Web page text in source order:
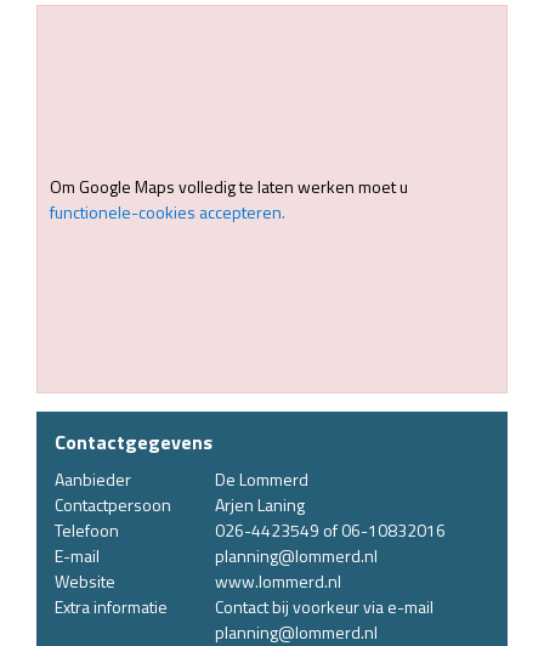
Om Google Maps volledig te laten werken moet u
functionele-cookies accepteren.
Contactgegevens
Aanbieder
De Lommerd
Contactpersoon
Arjen Laning
Telefoon
026-4423549 of 06-10832016
E-mail
planning@lommerd.nl
Website
www.lommerd.nl
Extra informatie
Contact bij voorkeur via e-mail
planning@lommerd.nl